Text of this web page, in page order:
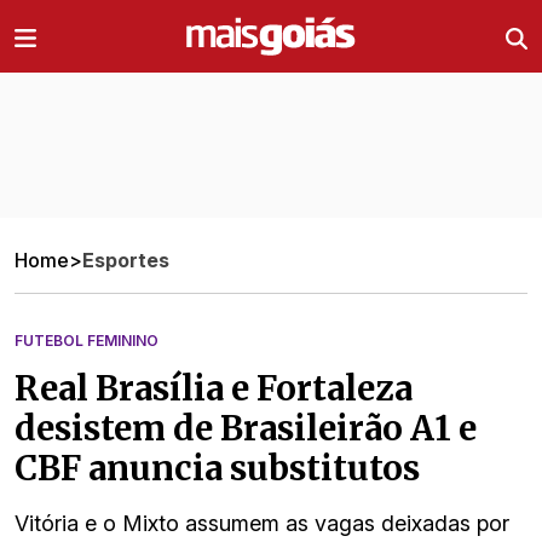
Home>Esportes
FUTEBOL FEMININO
Real Brasília e Fortaleza
desistem de Brasileirão A1 e
CBF anuncia substitutos
Vitória e o Mixto assumem as vagas deixadas por